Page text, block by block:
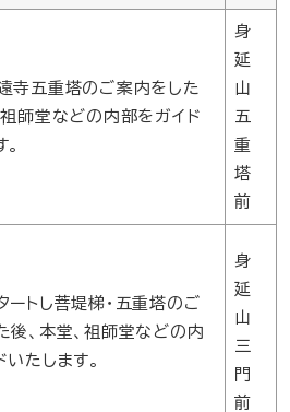
寺五重塔のご案内をした
祖師堂などの内部をガイド
身
延
山
五
重
塔
前
ートし菩堤梯・五重塔のご
後、本堂、祖師堂などの内
いたします。
身
延
山
三
門
前